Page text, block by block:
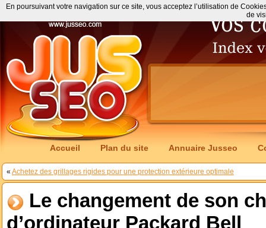
Accueil Plan du site Annuaire Jusseo
« Achetez des grillages rigides pour une protection extérieure optimale
Le changement de son
d’ordinateur Packard Bell
En poursuivant votre navigation sur ce site, vous acceptez l’utilisation de
de